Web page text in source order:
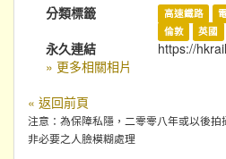
分類標籤
高速鐵路
倫敦
英國
永久連結
https://
» 更多相關相片
« 返回前頁
注意：為保障私隱，二零零八年或以後
非必要之人臉模糊處理